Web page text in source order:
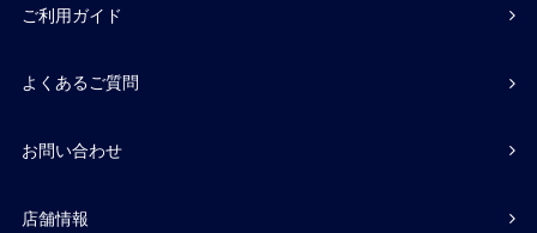
ご利用ガイド
よくあるご質問
お問い合わせ
店舗情報